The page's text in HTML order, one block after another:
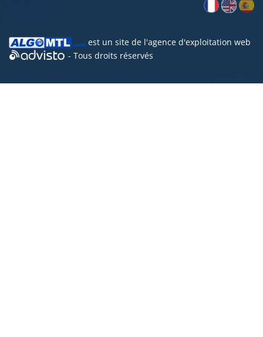
est un site de l'agence d'exploitation web
- Tous droits réservés